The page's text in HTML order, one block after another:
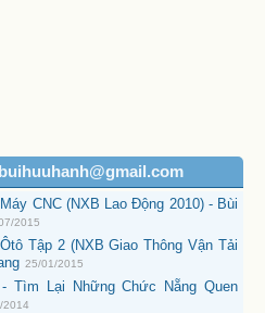
CNC (NXB Lao Động 2010) - Bùi
2015
Tập 2 (NXB Giao Thông Vận Tải
25/01/2015
Tìm Lại Những Chức Nẵng Quen
2014